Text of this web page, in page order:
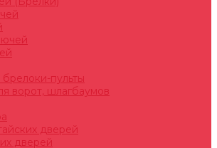
брелоки-пульты
ворот, шлагбаумов
дверей
дверей